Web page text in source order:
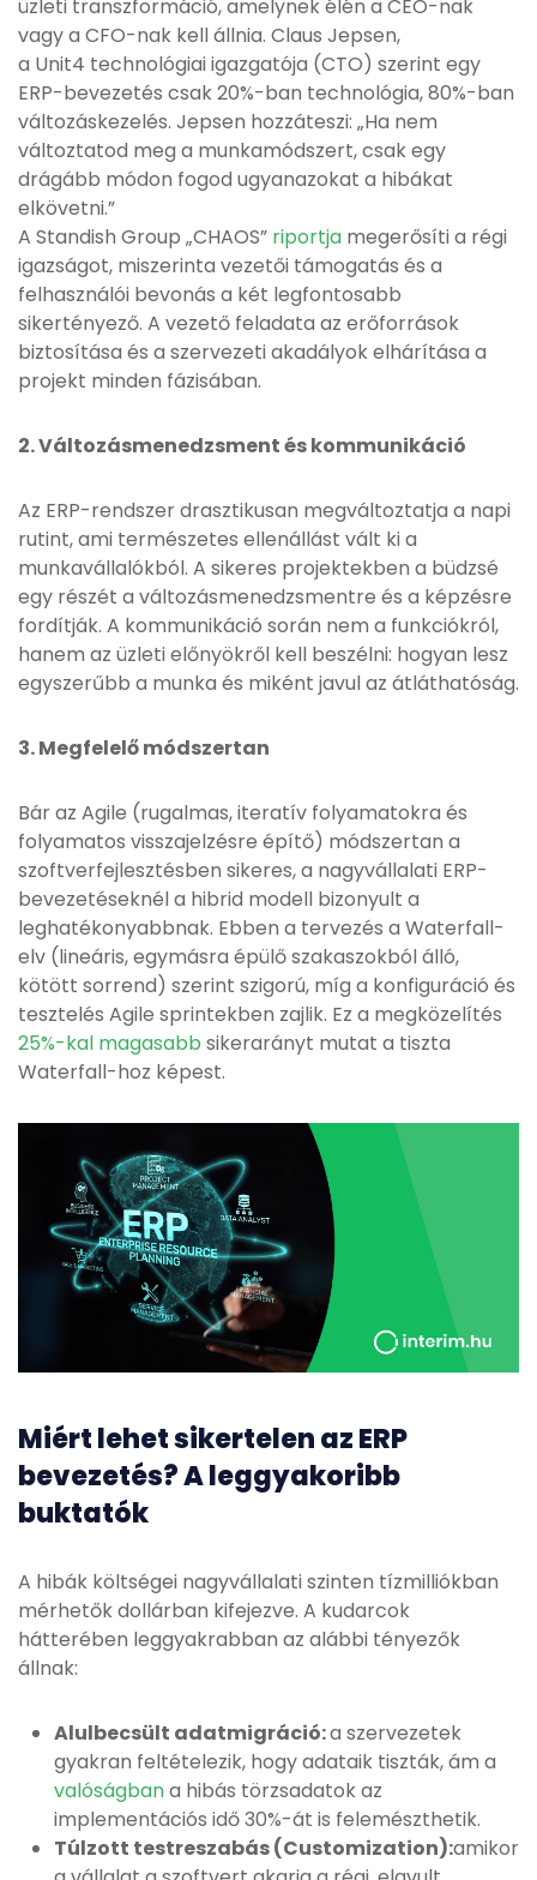
üzleti transzformáció, amelynek élén a CEO-nak
vagy a CFO-nak kell állnia. Claus Jepsen,
a Unit4 technológiai igazgatója (CTO) szerint egy
ERP-bevezetés csak 20%-ban technológia, 80%-ban
változáskezelés. Jepsen hozzáteszi: „Ha nem
változtatod meg a munkamódszert, csak egy
drágább módon fogod ugyanazokat a hibákat
elkövetni.”
A Standish Group „CHAOS” riportja megerősíti a régi
igazságot, miszerinta vezetői támogatás és a
felhasználói bevonás a két legfontosabb
sikertényező. A vezető feladata az erőforrások
biztosítása és a szervezeti akadályok elhárítása a
projekt minden fázisában.
2. Változásmenedzsment és kommunikáció
Az ERP-rendszer drasztikusan megváltoztatja a napi
rutint, ami természetes ellenállást vált ki a
munkavállalókból. A sikeres projektekben a büdzsé
egy részét a változásmenedzsmentre és a képzésre
fordítják. A kommunikáció során nem a funkciókról,
hanem az üzleti előnyökről kell beszélni: hogyan lesz
egyszerűbb a munka és miként javul az átláthatóság.
3. Megfelelő módszertan
Bár az Agile (rugalmas, iteratív folyamatokra és
folyamatos visszajelzésre építő) módszertan a
szoftverfejlesztésben sikeres, a nagyvállalati ERP-
bevezetéseknél a hibrid modell bizonyult a
leghatékonyabbnak. Ebben a tervezés a Waterfall-
elv (lineáris, egymásra épülő szakaszokból álló,
kötött sorrend) szerint szigorú, míg a konfiguráció és
tesztelés Agile sprintekben zajlik. Ez a megközelítés
25%-kal magasabb sikerarányt mutat a tiszta
Waterfall-hoz képest.
Miért lehet sikertelen az ERP
bevezetés? A leggyakoribb
buktatók
A hibák költségei nagyvállalati szinten tízmilliókban
mérhetők dollárban kifejezve. A kudarcok
hátterében leggyakrabban az alábbi tényezők
állnak:
Alulbecsült adatmigráció:a szervezetek
gyakran feltételezik, hogy adataik tiszták, ám a
valóságbana hibás törzsadatok az
implementációs idő 30%-át is felemészthetik.
Túlzott testreszabás (Customization):amikor